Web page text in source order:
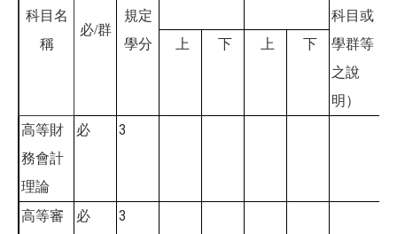
科目名
稱
必/群
規定
學分
科目或
學群等
之說
明）
上 下 上 下
高等財
務會計
理論
必 3
高等審
必 3